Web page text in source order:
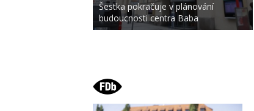
Šestka pokračuje v plánování
budoucnosti centra Baba